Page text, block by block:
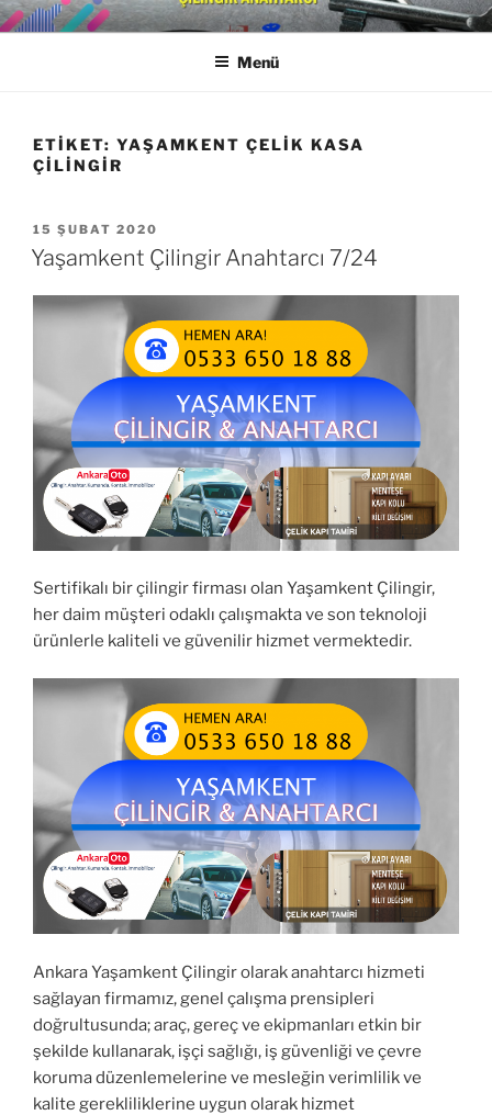
İçeriğe
geç YAŞAMKENT ÇILINGIR
ANAHTARCI
0533 650 18 88
Menü
ETIKET: YAŞAMKENT ÇELIK KASA
ÇILINGIR
YAYIM
TARIHI
15 ŞUBAT 2020
Yaşamkent Çilingir Anahtarcı 7/24
Sertifikalı bir çilingir firması olan Yaşamkent Çilingir,
her daim müşteri odaklı çalışmakta ve son teknoloji
ürünlerle kaliteli ve güvenilir hizmet vermektedir.
Ankara Yaşamkent Çilingir olarak anahtarcı hizmeti
sağlayan firmamız, genel çalışma prensipleri
doğrultusunda; araç, gereç ve ekipmanları etkin bir
şekilde kullanarak, işçi sağlığı, iş güvenliği ve çevre
koruma düzenlemelerine ve mesleğin verimlilik ve
kalite gerekliliklerine uygun olarak hizmet